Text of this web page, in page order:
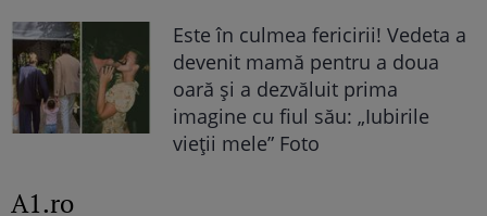
Este în culmea fericirii! Vedeta a
devenit mamă pentru a doua
oară și a dezvăluit prima
imagine cu fiul său: „Iubirile
vieții mele” Foto
A1.ro